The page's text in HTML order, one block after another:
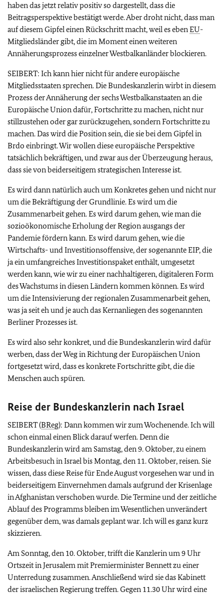
haben das jetzt relativ positiv so dargestellt, dass die
Beitragsperspektive bestätigt werde. Aber droht nicht, dass man
auf diesem Gipfel einen Rückschritt macht, weil es ebenEU-
Mitgliedsländer gibt, die im Moment einen weiteren
Annäherungsprozess einzelner Westbalkanländer blockieren.
SEIBERT: Ich kann hier nicht für andere europäische
Mitgliedsstaaten sprechen. Die Bundeskanzlerin wirbt in diesem
Prozess der Annäherung der sechs Westbalkanstaaten an die
Europäische Union dafür, Fortschritte zu machen, nicht nur
stillzustehen oder gar zurückzugehen, sondern Fortschritte zu
machen. Das wird die Position sein, die sie bei dem Gipfel in
Brdo einbringt. Wir wollen diese europäische Perspektive
tatsächlich bekräftigen, und zwar aus der Überzeugung heraus,
dass sie von beiderseitigem strategischen Interesse ist.
Es wird dann natürlich auch um Konkretes gehen und nicht nur
um die Bekräftigung der Grundlinie. Es wird um die
Zusammenarbeit gehen. Es wird darum gehen, wie man die
sozioökonomische Erholung der Region ausgangs der
Pandemie fördern kann. Es wird darum gehen, wie die
Wirtschafts- und Investitionsoffensive, der sogenannte EIP, die
ja ein umfangreiches Investitionspaket enthält, umgesetzt
werden kann, wie wir zu einer nachhaltigeren, digitaleren Form
des Wachstums in diesen Ländern kommen können. Es wird
um die Intensivierung der regionalen Zusammenarbeit gehen,
was ja seit eh und je auch das Kernanliegen des sogenannten
Berliner Prozesses ist.
Es wird also sehr konkret, und die Bundeskanzlerin wird dafür
werben, dass der Weg in Richtung der Europäischen Union
fortgesetzt wird, dass es konkrete Fortschritte gibt, die die
Menschen auch spüren.
Reise der Bundeskanzlerin nach Israel
SEIBERT (BReg): Dann kommen wir zum Wochenende. Ich will
schon einmal einen Blick darauf werfen. Denn die
Bundeskanzlerin wird am Samstag, den 9. Oktober, zu einem
Arbeitsbesuch in Israel bis Montag, den 11. Oktober, reisen. Sie
wissen, dass diese Reise für Ende August vorgesehen war und in
beiderseitigem Einvernehmen damals aufgrund der Krisenlage
in Afghanistan verschoben wurde. Die Termine und der zeitliche
Ablauf des Programms bleiben im Wesentlichen unverändert
gegenüber dem, was damals geplant war. Ich will es ganz kurz
skizzieren.
Am Sonntag, den 10. Oktober, trifft die Kanzlerin um 9 Uhr
Ortszeit in Jerusalem mit Premierminister Bennett zu einer
Unterredung zusammen. Anschließend wird sie das Kabinett
der israelischen Regierung treffen. Gegen 11.30 Uhr wird eine